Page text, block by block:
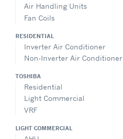
Air Handling Units
Fan Coils
RESIDENTIAL
Inverter Air Conditioner
Non-Inverter Air Conditioner
TOSHIBA
Residential
Light Commercial
VRF
LIGHT COMMERCIAL